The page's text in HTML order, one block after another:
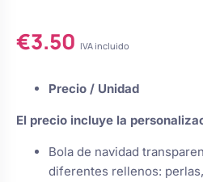
de novia
boda
comunión
Cuadros de comunión
personalizados para
personalizado para
Calcetines personalizados
Gemelos Personalizados
Cúpula de cristal
Grabado Láser en Metal
Ver todo
de Navidad
de 5 en
base a
€3.50 IVA incluido
Precio / Unidad
El precio incluye la
Bola de navidad
diferentes rellenos: